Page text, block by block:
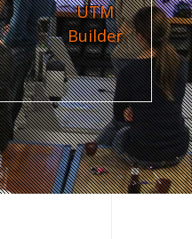
UTM
Builder